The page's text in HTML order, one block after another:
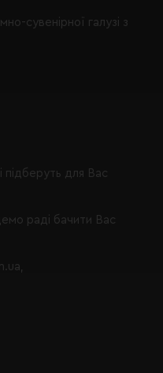
сувенірної галузі з
підберуть для Вас
раді бачити Вас